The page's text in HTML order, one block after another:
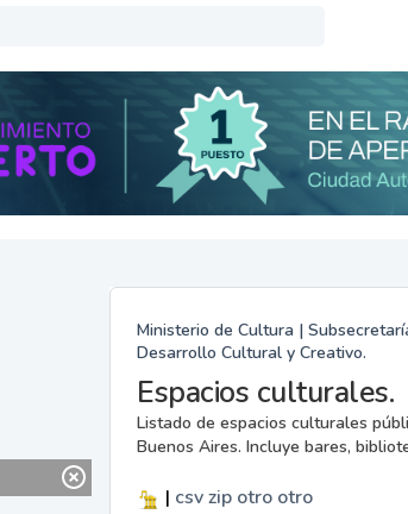
Ministerio de Cultura |
Desarrollo Cultural y Creativo.
Espacios culturales.
Listado de espacios culturales
Buenos Aires. Incluye bares,
| csvzip otro otro